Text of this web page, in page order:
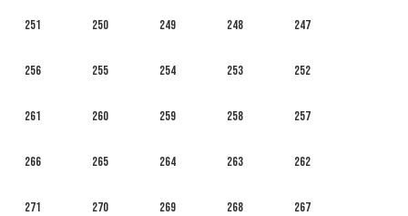
247
248
249
250
251
252
253
254
255
256
257
258
259
260
261
262
263
264
265
266
267
268
269
270
271